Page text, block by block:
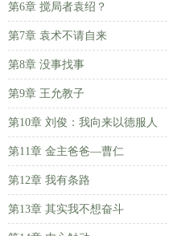
第6章 搅局者袁绍？
第7章 袁术不请自来
第8章 没事找事
第9章 王允教子
第10章 刘俊：我向来以德服人
第11章 金主爸爸—曹仁
第12章 我有条路
第13章 其实我不想奋斗